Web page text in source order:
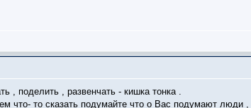
, поделить , развенчать - кишка тонка .
что- то сказать подумайте что о Вас подумают люди ,